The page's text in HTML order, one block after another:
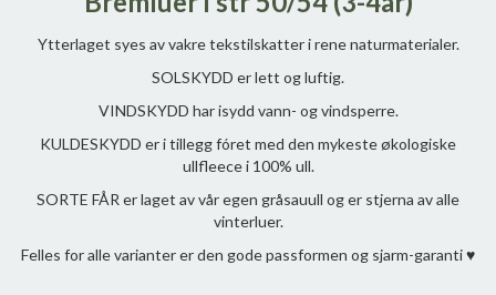
Ytterlaget syes av vakre tekstilskatter i rene naturmaterialer.
SOLSKYDD er lett og luftig.
VINDSKYDD har isydd vann- og vindsperre.
KULDESKYDD er i tillegg fóret med den mykeste økologiske
ullfleece i 100% ull.
SORTE FÅR er laget av vår egen gråsauull og er stjerna av alle
vinterluer.
Felles for alle varianter er den gode passformen og sjarm-garanti ♥